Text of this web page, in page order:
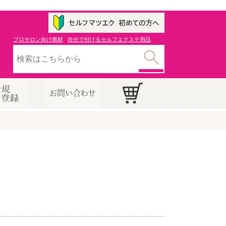
プロサロン向け商材 自分で付けるセルフエクステ用品